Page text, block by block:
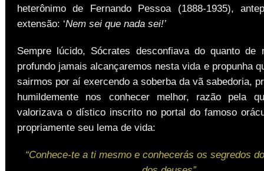
heterônimo de Fernando Pessoa (1888-1935),
extensão: ‘Nem sei que nada sei!’
Sempre lúcido, Sócrates desconfiava do quanto de
profundo jamais alcançaremos nesta vida e propunha
sairmos por aí exercendo a soberba da vã sabedoria,
humildemente nos conhecer melhor, razão pela
valorizava o dístico inscrito no portal do famoso
propriamente seu lema de vida:
“Conhece-te a ti mesmo e conhecerás os segredos